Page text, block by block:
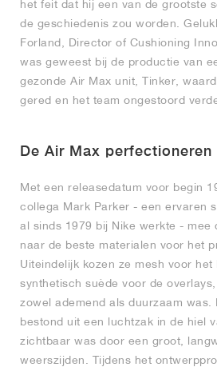
het feit dat hij een van de grootste
de geschiedenis zou worden.
Forland, Director of Cushioning
was geweest bij de productie van
gezonde Air Max unit, Tinker,
gered en het team ongestoord
De Air Max perfectioneren
Met een releasedatum voor begin
collega Mark Parker - een ervaren
al sinds 1979 bij Nike werkte - mee
naar de beste materialen voor het
Uiteindelijk kozen ze mesh voor het
synthetisch suède voor de
zowel ademend als duurzaam was.
bestond uit een luchtzak in de hiel
zichtbaar was door een groot,
weerszijden. Tijdens het